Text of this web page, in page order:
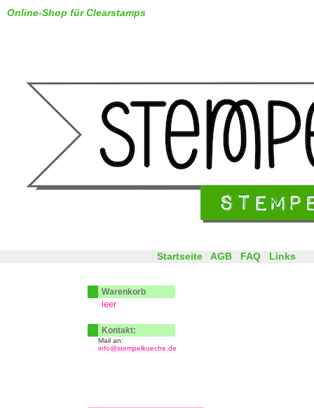
Online-Shop für Clearstamps
Startseite AGB FAQ Links
Warenkorb
leer
Kontakt:
Mail an:
info@stempelkueche.de